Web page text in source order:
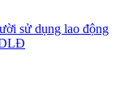
sử dụng lao động